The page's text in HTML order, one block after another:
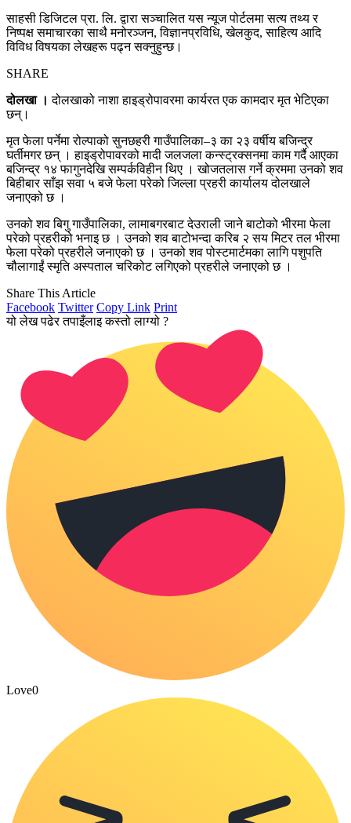
साहसी डिजिटल प्रा. लि. द्वारा सञ्चालित यस न्यूज पोर्टलमा सत्य तथ्य र
निष्पक्ष समाचारका साथै मनोरञ्जन, विज्ञानप्रविधि, खेलकुद, साहित्य आदि
विविध विषयका लेखहरू पढ्न सक्नुहुन्छ।
SHARE
दोलखा ।दोलखाको नाशा हाइड्रोपावरमा कार्यरत एक कामदार मृत भेटिएका
छन्।
मृत फेला पर्नेमा रोल्पाको सुनछहरी गाउँपालिका–३ का २३ वर्षीय बजिन्द्र
घर्तीमगर छन् । हाइड्रोपावरको मादी जलजला कन्स्ट्रक्सनमा काम गर्दै आएका
बजिन्द्र १४ फागुनदेखि सम्पर्कविहीन थिए । खोजतलास गर्ने क्रममा उनको शव
बिहीबार साँझ सवा ५ बजे फेला परेको जिल्ला प्रहरी कार्यालय दोलखाले
जनाएको छ ।
उनको शव बिगु गाउँपालिका, लामाबगरबाट देउराली जाने बाटोको भीरमा फेला
परेको प्रहरीको भनाइ छ । उनको शव बाटोभन्दा करिब २ सय मिटर तल भीरमा
फेला परेको प्रहरीले जनाएको छ । उनको शव पोस्टमार्टमका लागि पशुपति
चौलागाईं स्मृति अस्पताल चरिकोट लगिएको प्रहरीले जनाएको छ ।
Share This Article
Facebook Twitter Copy Link Print
यो लेख पढेर तपाइँलाइ कस्तो लाग्यो ?
Love0